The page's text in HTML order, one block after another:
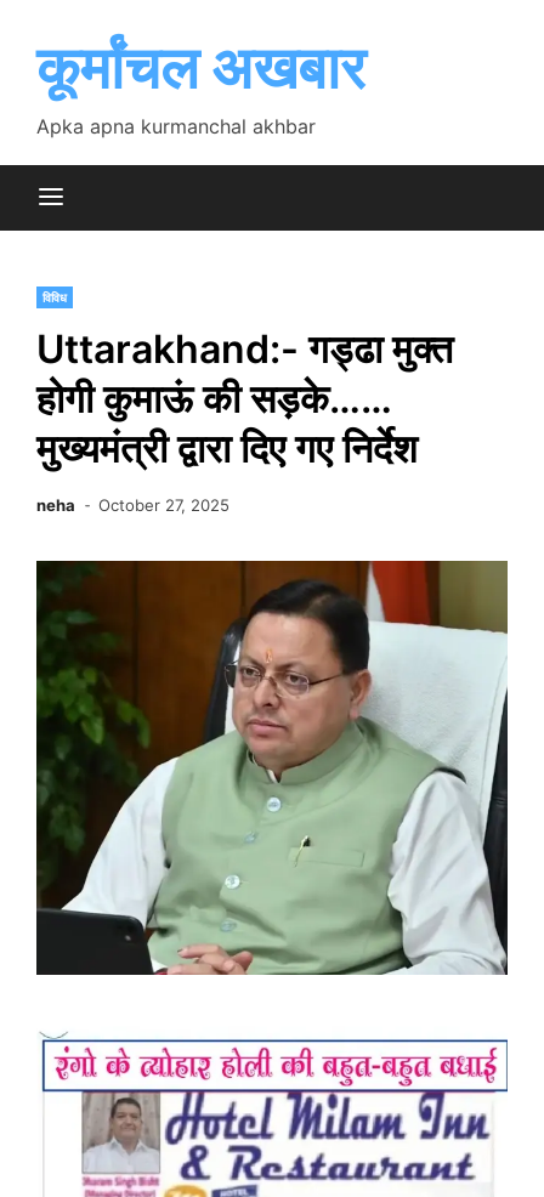
contentकूर्मांचल अखबार
Apka apna kurmanchal akhbar
विविध
Uttarakhand:- गड्ढा मुक्त
होगी कुमाऊं की सड़के……
मुख्यमंत्री द्वारा दिए गए निर्देश
neha October 27, 2025